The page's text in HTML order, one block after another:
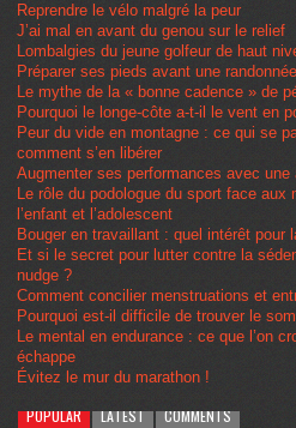
Reprendre le vélo malgré la peur
J’ai mal en avant du genou sur le relief
Lombalgies du jeune golfeur de haut
Préparer ses pieds avant une
Le mythe de la « bonne cadence » de
Pourquoi le longe-côte a-t-il le vent en
Peur du vide en montagne : ce qui se
comment s’en libérer
Augmenter ses performances avec
Le rôle du podologue du sport face
l’enfant et l’adolescent
Bouger en travaillant : quel intérêt pour
Et si le secret pour lutter contre la
nudge ?
Comment concilier menstruations et
Pourquoi est-il difficile de trouver le
Le mental en endurance : ce que l’on
échappe
Évitez le mur du marathon !
POPULAR LATEST COMMENTS